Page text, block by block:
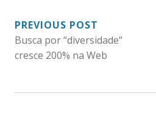
NAVEGAÇÃO
DE
PREVIOUS POST
Busca por “diversidade”
cresce 200% na Web